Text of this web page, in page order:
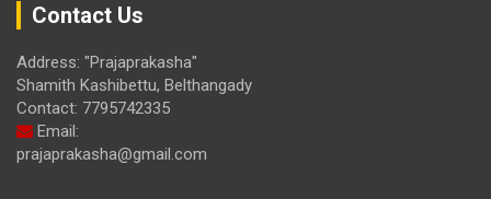
Contact Us
Address: "Prajaprakasha"
Shamith Kashibettu, Belthangady
Contact: 7795742335
Email:
prajaprakasha@gmail.com